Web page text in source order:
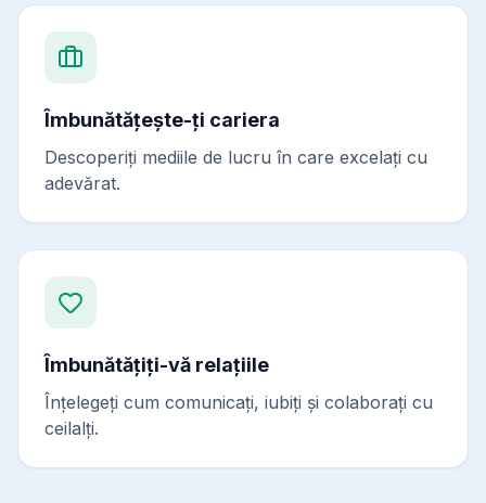
Îmbunătățește-ți cariera
Descoperiți mediile de lucru în care excelați cu
adevărat.
Îmbunătățiți-vă relațiile
Înțelegeți cum comunicați, iubiți și colaborați cu
ceilalți.